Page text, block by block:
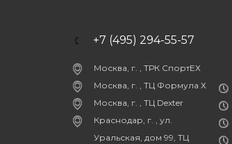
+7 (495) 294-55-57
Москва, г. , ТРК СпортЕХ
Москва, г. , ТЦ Формула Х
Москва, г. , ТЦ Dexter
Краснодар, г. , ул.
Уральская, дом 99, ТЦ